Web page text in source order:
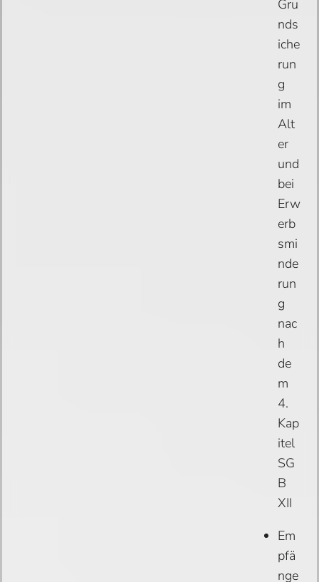
Gru
nds
iche
run
g
im
Alt
er
und
bei
Erw
erb
smi
nde
run
g
nac
h
de
m
4.
Kap
itel
SG
B
XII
Em
pfä
nge